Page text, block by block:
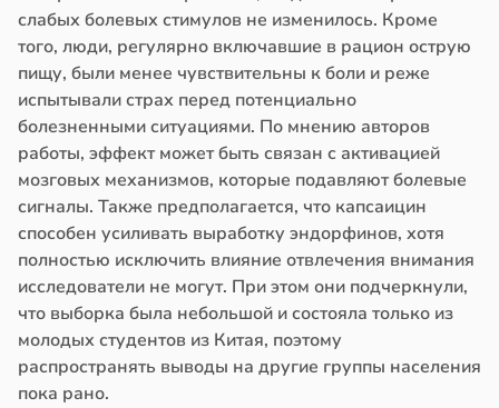
слабых болевых стимулов не изменилось. Кроме
того, люди, регулярно включавшие в рацион острую
пищу, были менее чувствительны к боли и реже
испытывали страх перед потенциально
болезненными ситуациями. По мнению авторов
работы, эффект может быть связан с активацией
мозговых механизмов, которые подавляют болевые
сигналы. Также предполагается, что капсаицин
способен усиливать выработку эндорфинов, хотя
полностью исключить влияние отвлечения внимания
исследователи не могут. При этом они подчеркнули,
что выборка была небольшой и состояла только из
молодых студентов из Китая, поэтому
распространять выводы на другие группы населения
пока рано.